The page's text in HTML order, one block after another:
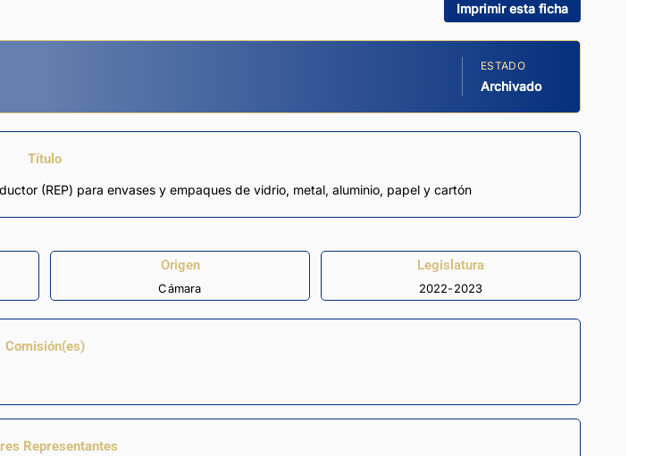
Imprimir esta ficha
ESTADO
Archivado
Título
(REP) para envases y empaques de vidrio, metal, aluminio, papel y cartón
Origen
Cámara
Legislatura
2022-2023
Comisión(es)
Representantes